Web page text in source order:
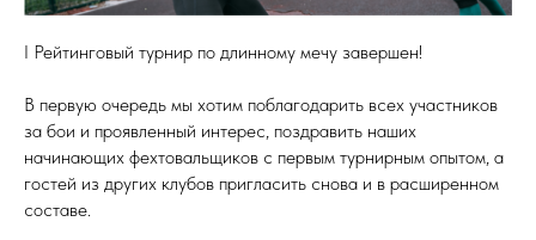
I Рейтинговый турнир по длинному мечу завершен!
В первую очередь мы хотим поблагодарить всех участников
за бои и проявленный интерес, поздравить наших
начинающих фехтовальщиков с первым турнирным опытом, а
гостей из других клубов пригласить снова и в расширенном
составе.